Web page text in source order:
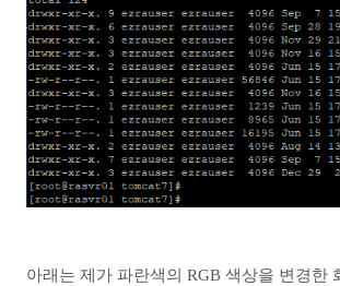
아래는 제가 파란색의 RGB 색상을 변경한